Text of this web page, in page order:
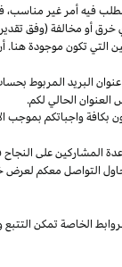
فيه أمر غير مناسب،
التي تكون موجودة
البريد المربوط
الحالي لكم.
بكافة واجباتكم بموجب
المشاركين على
التواصل معكم
الخاصة تمكن